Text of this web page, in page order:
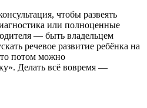
чтобы развеять
или полноценные
— быть владельцем
речевое развитие ребёнка на
то потом можно
Делать всё вовремя —